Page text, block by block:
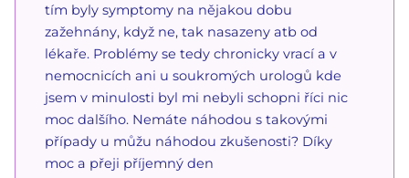
tím byly symptomy na nějakou dobu
zažehnány, když ne, tak nasazeny atb od
lékaře. Problémy se tedy chronicky vrací a v
nemocnicích ani u soukromých urologů kde
jsem v minulosti byl mi nebyli schopni říci nic
moc dalšího. Nemáte náhodou s takovými
případy u můžu náhodou zkušenosti? Díky
moc a přeji příjemný den